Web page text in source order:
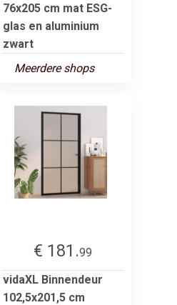
76x205 cm mat ESG-
glas en aluminium
zwart
Meerdere shops
€ 181.99
vidaXL Binnendeur
102,5x201,5 cm